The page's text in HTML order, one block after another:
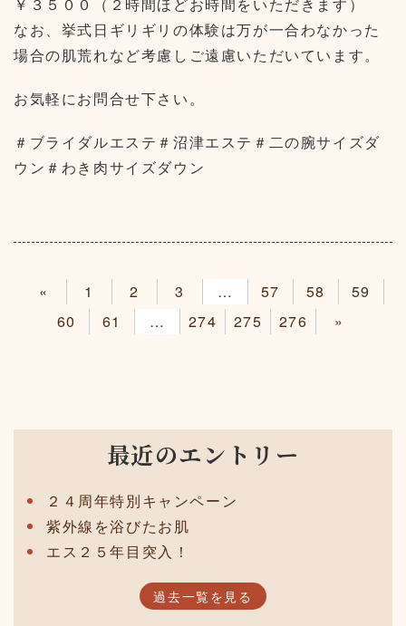
なお、挙式日ギリギリの体験は万が一合わなかった
場合の肌荒れなど考慮しご遠慮いただいています。
お気軽にお問合せ下さい。
＃ブライダルエステ＃沼津エステ＃二の腕サイズダ
ウン＃わき肉サイズダウン
« 1 2 3 4 57 58
59
60
61 62 274 275 276 »
最近のエントリー
２４周年特別キャンペーン
紫外線を浴びたお肌
エス２５年目突入！
過去一覧を見る